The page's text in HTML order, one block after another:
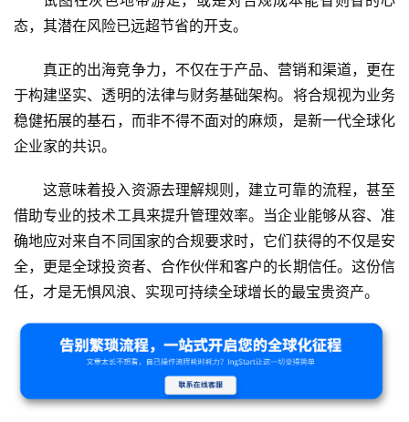
态，其潜在风险已远超节省的开支。
真正的出海竞争力，不仅在于产品、营销和渠道，更在
于构建坚实、透明的法律与财务基础架构。将合规视为业务
稳健拓展的基石，而非不得不面对的麻烦，是新一代全球化
企业家的共识。
这意味着投入资源去理解规则，建立可靠的流程，甚至
借助专业的技术工具来提升管理效率。当企业能够从容、准
确地应对来自不同国家的合规要求时，它们获得的不仅是安
全，更是全球投资者、合作伙伴和客户的长期信任。这份信
任，才是无惧风浪、实现可持续全球增长的最宝贵资产。